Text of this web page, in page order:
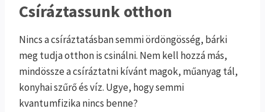
Csíráztassunk otthon
Nincs a csíráztatásban semmi ördöngösség, bárki
meg tudja otthon is csinálni. Nem kell hozzá más,
mindössze a csíráztatni kívánt magok, műanyag tál,
konyhai szűrő és víz. Ugye, hogy semmi
kvantumfizika nincs benne?